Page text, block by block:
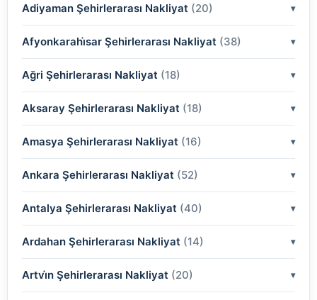
(2)
(2)
(2)
(2)
(2)
(2)
(2)
(2)
(2)
Adiyaman Şehirlerarası Nakliyat (20)
(2)
(2)
(2)
(2)
(2)
(2)
(2)
(2)
Afyonkarahi̇sar Şehirlerarası Nakliyat (38)
(2)
(2)
(2)
(2)
(2)
(2)
(2)
Ağri Şehirlerarası Nakliyat (18)
(2)
(2)
(2)
(2)
(2)
(2)
Aksaray Şehirlerarası Nakliyat (18)
(2)
(2)
(2)
(2)
(2)
Amasya Şehirlerarası Nakliyat (16)
(2)
(2)
(2)
(2)
Ankara Şehirlerarası Nakliyat (52)
(2)
(2)
(2)
Antalya Şehirlerarası Nakliyat (40)
(2)
(2)
Ardahan Şehirlerarası Nakliyat (14)
(2)
Artvi̇n Şehirlerarası Nakliyat (20)